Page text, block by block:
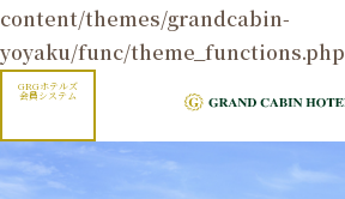
content/themes/grandcabin-
yoyaku/func/theme_functions.php
GRGホテルズ
会員システム